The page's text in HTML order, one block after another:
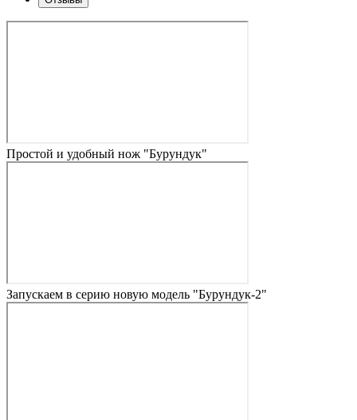
Простой и удобный нож "Бурундук"
Запускаем в серию новую модель "Бурундук-2"